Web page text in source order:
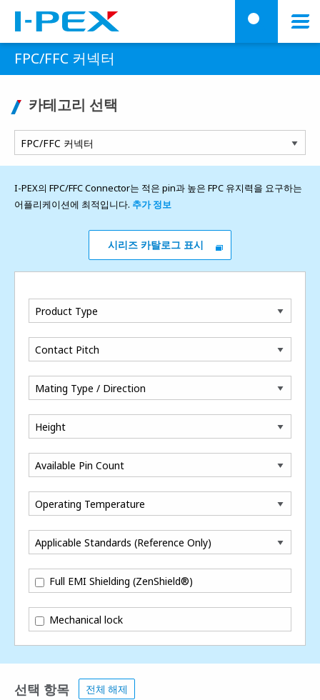
주요 콘텐츠로 건너뛰기
검색
FPC/FFC 커넥터
카테고리 선택
I-PEX의 FPC/FFC Connector는 적은 pin과 높은 FPC 유지력을 요구하는
어플리케이션에 최적입니다. 추가 정보
시리즈 카탈로그 표시
Product Type
Contact Pitch
Mating Type / Direction
Height
Available Pin Count
Operating Temperature
Applicable Standards (Reference Only)
Full EMI Shielding (ZenShield®)
Mechanical lock
선택 항목 전체 해제